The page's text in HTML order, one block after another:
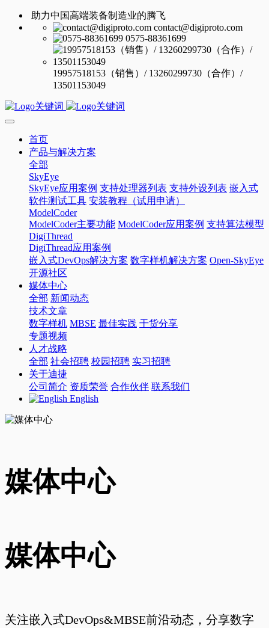
助力中国高端装备制造业的腾飞
contact@digiproto.com
0575-88361699
19957518153（销售）/ 13260299730（合作）/
13501153049
首页
产品与解决方案
全部
SkyEye
SkyEye应用案例 支持处理器列表 支持外设列表 嵌入式
软件测试工具 安装教程（试用申请）
ModelCoder
ModelCoder主要功能 ModelCoder应用案例 支持算法模型
DigiThread
DigiThread应用案例
嵌入式DevOps解决方案 数字样机解决方案 Open-SkyEye
开源社区
媒体中心
全部 新闻动态
技术文章
数字样机 MBSE 最佳实践 干货分享
专题视频
人才战略
全部 社会招聘 校园招聘 实习招聘
关于迪捷
公司简介 资质荣誉 合作伙伴 联系我们
English
媒体中心
媒体中心
关注嵌入式DevOps&MBSE前沿动态，分享数字